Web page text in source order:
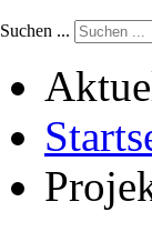
Suchen ...